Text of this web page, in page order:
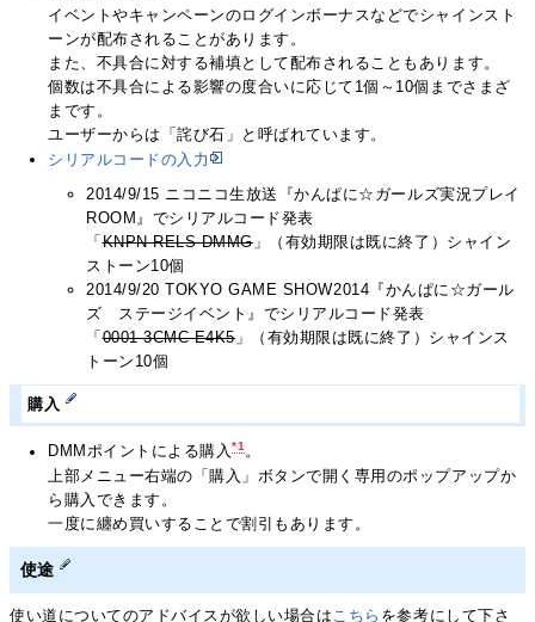
イベントやキャンペーンのログインボーナスなどでシャインスト
ーンが配布されることがあります。
また、不具合に対する補填として配布されることもあります。
個数は不具合による影響の度合いに応じて1個～10個までさまざ
まです。
ユーザーからは「詫び石」と呼ばれています。
シリアルコードの入力
2014/9/15 ニコニコ生放送『かんぱに☆ガールズ実況プレイ
ROOM』でシリアルコード発表
「KNPN-RELS-DMMG」（有効期限は既に終了）シャイン
ストーン10個
2014/9/20 TOKYO GAME SHOW2014『かんぱに☆ガール
ズ ステージイベント』でシリアルコード発表
「0001-3CMC-E4K5」（有効期限は既に終了）シャインス
トーン10個
購入
DMMポイントによる購入*1。
上部メニュー右端の「購入」ボタンで開く専用のポップアップか
ら購入できます。
一度に纏め買いすることで割引もあります。
使途
使い道についてのアドバイスが欲しい場合は こちら を参考にして下さ